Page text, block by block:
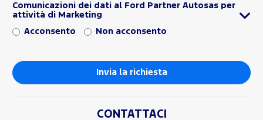
Comunicazioni dei dati al Ford Partner Autosas per
attività di Marketing
Acconsento Non acconsento
CONTATTACI